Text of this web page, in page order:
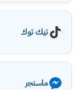
تيك توك
ماسنجر